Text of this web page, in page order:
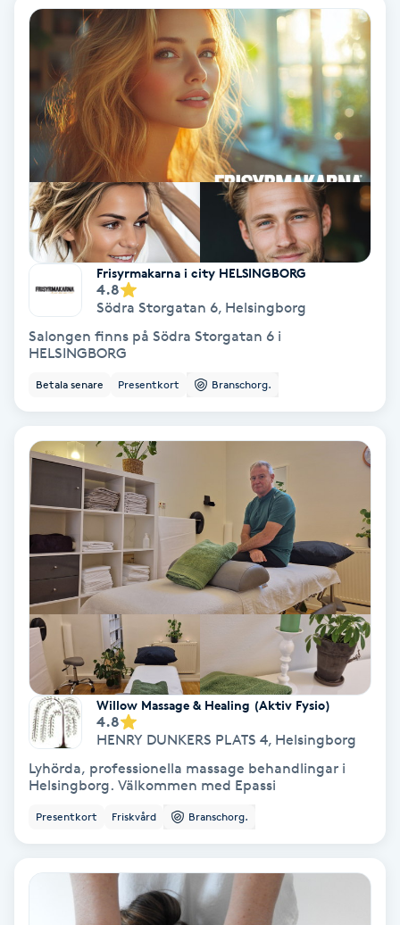
Healing
Herrklippning
HIFU
Hollywood Peel
Hot Stone Massage
Hyaluronsyra
Hypnos
Hårborttagning
Hårbottenbehandling
Hårförlängning
Hårvård
Hälsa
Hälsprickor
Frisyrmakarna i city HELSINGBORG
4.8
Södra Storgatan 6, Helsingborg
Salongen finns på Södra Storgatan 6 i
HELSINGBORG
Betala senare Presentkort Branschorg.
Willow Massage & Healing (Aktiv Fysio)
4.8
HENRY DUNKERS PLATS 4, Helsingborg
Lyhörda, professionella massage behandlingar i
Helsingborg. Välkommen med Epassi
Presentkort Friskvård Branschorg.